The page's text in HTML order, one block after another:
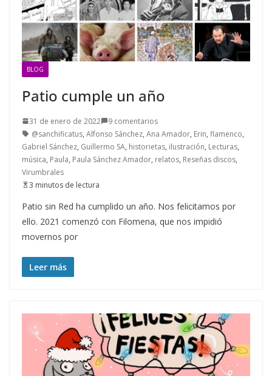
BLOG
Patio cumple un año
31 de enero de 2022
9 comentarios
@sanchificatus, Alfonso Sánchez, Ana Amador, Erin, flamenco,
Gabriel Sánchez, Guillermo SA, historietas, ilustración, Lecturas,
música, Paula, Paula Sánchez Amador, relatos, Reseñas discos,
Virumbrales
3 minutos de lectura
Patio sin Red ha cumplido un año. Nos felicitamos por
ello. 2021 comenzó con Filomena, que nos impidió
movernos por
Leer más